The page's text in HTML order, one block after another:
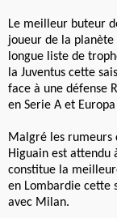
Le meilleur buteur
joueur de la planète
longue liste de
la Juventus cette
face à une défense
en Serie A et
Malgré les rumeurs
Higuain est attendu
constitue la
en Lombardie cette
avec Milan.